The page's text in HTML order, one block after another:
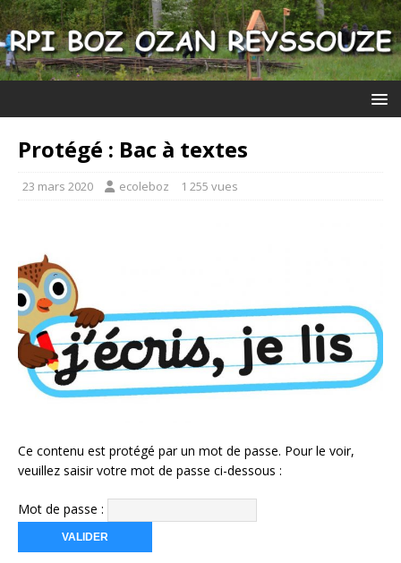
Protégé : Bac à textes
23 mars 2020 ecoleboz 1 255 vues
Ce contenu est protégé par un mot de passe. Pour le voir,
veuillez saisir votre mot de passe ci-dessous :
Mot de passe :